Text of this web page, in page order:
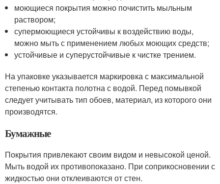
моющиеся покрытия можно почистить мыльным
раствором;
супермоющиеся устойчивы к воздействию воды,
можно мыть с применением любых моющих средств;
устойчивые и суперустойчивые к чистке трением.
На упаковке указывается маркировка с максимальной
степенью контакта полотна с водой. Перед помывкой
следует учитывать тип обоев, материал, из которого они
производятся.
Бумажные
Покрытия привлекают своим видом и невысокой ценой.
Мыть водой их противопоказано. При соприкосновении с
жидкостью они отклеиваются от стен.